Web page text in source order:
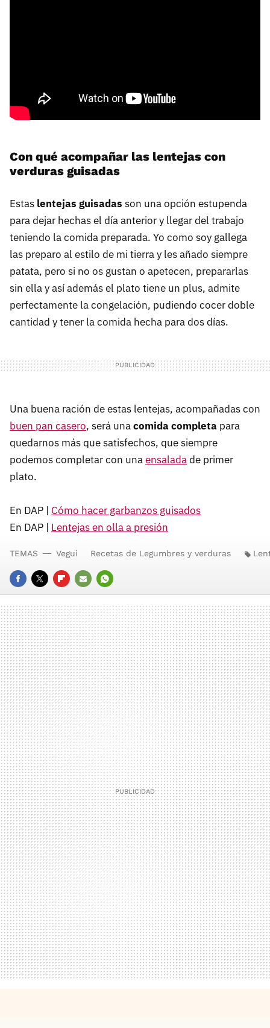
Con qué acompañar las lentejas con
verduras guisadas
Estas lentejas guisadas son una opción estupenda
para dejar hechas el día anterior y llegar del trabajo
teniendo la comida preparada. Yo como soy gallega
las preparo al estilo de mi tierra y les añado siempre
patata, pero si no os gustan o apetecen, prepararlas
sin ella y así además el plato tiene un plus, admite
perfectamente la congelación, pudiendo cocer doble
cantidad y tener la comida hecha para dos días.
Una buena ración de estas lentejas, acompañadas con
buen pan casero, será unacomida completa para
quedarnos más que satisfechos, que siempre
podemos completar con unaensaladade primer
plato.
En DAP | Cómo hacer garbanzos guisados
En DAP | Lentejas en olla a presión
FACEBOOK
TWITTERFLIPBOARD
E-
MAIL
WHATSAPP
TEMAS Vegui Recetas de Legumbres y verduras